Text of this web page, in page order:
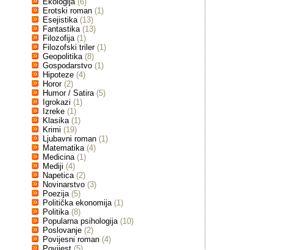
Erotski roman (1)
Esejistika (13)
Fantastika (13)
Filozofija (1)
Filozofski triler (1)
Geopolitika (8)
Gospodarstvo (1)
Hipoteze (4)
Horor (2)
Humor / Satira (5)
Igrokazi (1)
Izreke (1)
Klasika (1)
Krimi (19)
Ljubavni roman (1)
Matematika (4)
Medicina (1)
Mediji (4)
Napetica (2)
Novinarstvo (3)
Poezija (5)
Politička ekonomija (1)
Politika (8)
Popularna psihologija (10)
Poslovanje (2)
Povijesni roman (4)